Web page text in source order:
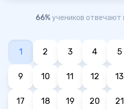
66%учеников отвечают
1 2 3 4 5
9 10 11 12 13
17 18 19 20 21